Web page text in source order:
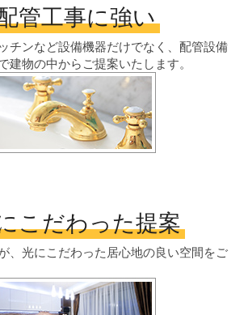
管工事に強い
チンなど設備機器だけでなく、配管設備
建物の中からご提案いたします。
こだわった提案
、光にこだわった居心地の良い空間をご